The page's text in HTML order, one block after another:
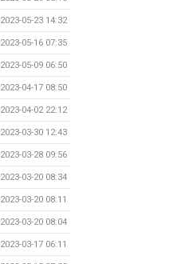
2023-05-23 14:32
2023-05-16 07:35
2023-05-09 06:50
2023-04-17 08:50
2023-04-02 22:12
2023-03-30 12:43
2023-03-28 09:56
2023-03-20 08:34
2023-03-20 08:11
2023-03-20 08:04
2023-03-17 06:11